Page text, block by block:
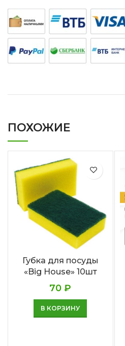
ПОХОЖИЕ
Губка для посуды
«Big House» 10шт
70₽
В КОРЗИНУ